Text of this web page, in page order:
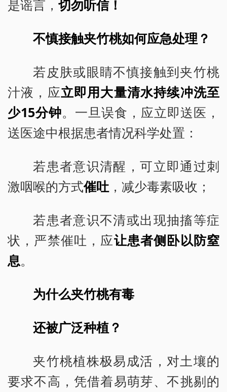
是谣言， 切勿听信！
不慎接触夹竹桃如何应急处理？
若皮肤或眼睛不慎接触到夹竹桃
汁液，应立即用大量清水持续冲洗至
少15分钟。一旦误食，应立即送医，
送医途中根据患者情况科学处置：
若患者意识清醒，可立即通过刺
激咽喉的方式催吐，减少毒素吸收；
若患者意识不清或出现抽搐等症
状，严禁催吐，应让患者侧卧以防窒
息。
为什么夹竹桃有毒
还被广泛种植？
夹竹桃植株极易成活，对土壤的
要求不高，凭借着易萌芽、不挑剔的